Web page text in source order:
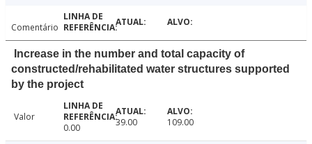
Comentário
Increase in the number and total capacity of
constructed/rehabilitated water structures supported
by the project
Valor
0.00
39.00 109.00